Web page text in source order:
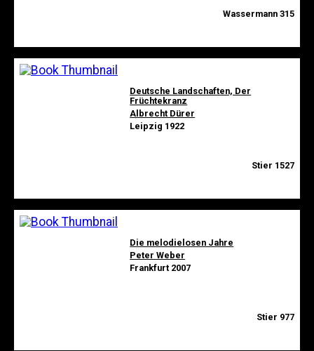
Wassermann 315
Deutsche Landschaften, Der
Früchtekranz
Albrecht Dürer
Leipzig 1922
Stier 1527
Die melodielosen Jahre
Peter Weber
Frankfurt 2007
Stier 977